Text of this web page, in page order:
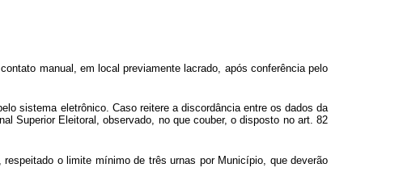
manual, em local previamente lacrado, após conferência pelo
sistema eletrônico. Caso reitere a discordância entre os dados da
Superior Eleitoral, observado, no que couber, o disposto no art. 82
o limite mínimo de três urnas por Município, que deverão